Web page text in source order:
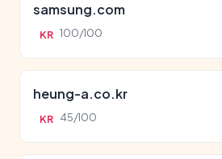
samsung.com
KR 100/100
heung-a.co.kr
KR 45/100